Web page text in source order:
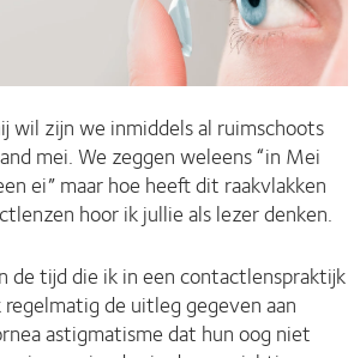
wil zijn we inmiddels al ruimschoots
mei. We zeggen weleens “in Mei
ei” maar hoe heeft dit raakvlakken
hoor ik jullie als lezer denken.
de tijd die ik in een contactlenspraktijk
de uitleg gegeven aan
astigmatisme dat hun oog niet